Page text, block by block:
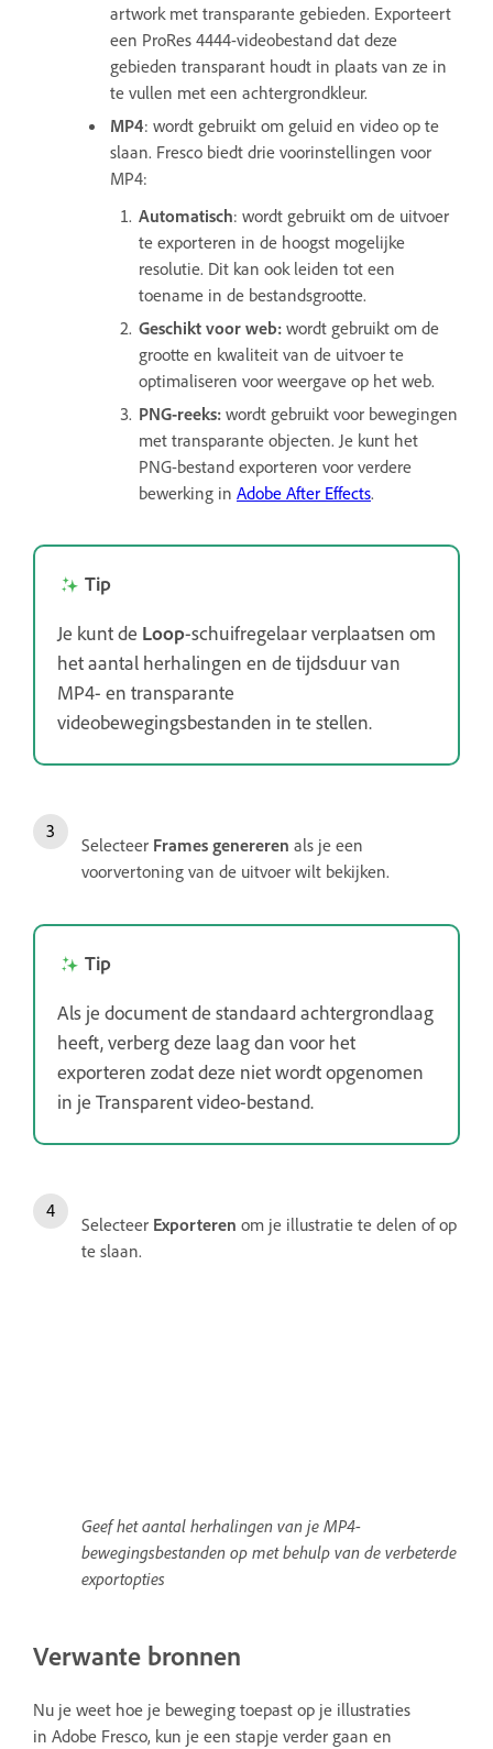
artwork met transparante gebieden. Exporteert
een ProRes 4444-videobestand dat deze
gebieden transparant houdt in plaats van ze in
te vullen met een achtergrondkleur.
MP4: wordt gebruikt om geluid en video op te
slaan. Fresco biedt drie voorinstellingen voor
MP4:
Automatisch: wordt gebruikt om de uitvoer
te exporteren in de hoogst mogelijke
resolutie. Dit kan ook leiden tot een
toename in de bestandsgrootte.
Geschikt voor web: wordt gebruikt om de
grootte en kwaliteit van de uitvoer te
optimaliseren voor weergave op het web.
PNG-reeks: wordt gebruikt voor bewegingen
met transparante objecten. Je kunt het
PNG-bestand exporteren voor verdere
bewerking in Adobe After Effects.
Tip
Je kunt de Loop-schuifregelaar verplaatsen om
het aantal herhalingen en de tijdsduur van
MP4- en transparante
videobewegingsbestanden in te stellen.
Selecteer Frames genereren als je een
voorvertoning van de uitvoer wilt bekijken.
Tip
Als je document de standaard achtergrondlaag
heeft, verberg deze laag dan voor het
exporteren zodat deze niet wordt opgenomen
in je Transparent video-bestand.
Selecteer Exporteren om je illustratie te delen of op
te slaan.
Geef het aantal herhalingen van je MP4-
bewegingsbestanden op met behulp van de verbeterde
exportopties
Verwante bronnen
Nu je weet hoe je beweging toepast op je illustraties
in Adobe Fresco, kun je een stapje verder gaan en